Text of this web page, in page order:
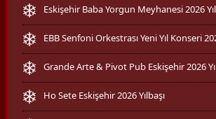
Eskişehir Baba Yorgun Meyhanesi 2026
EBB Senfoni Orkestrası Yeni Yıl Konseri
Grande Arte & Pivot Pub Eskişehir 2026
Ho Sete Eskişehir 2026 Yılbaşı